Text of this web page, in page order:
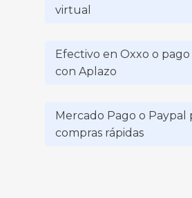
virtual
Efectivo en Oxxo o pago
con Aplazo
Mercado Pago o Paypal
compras rápidas